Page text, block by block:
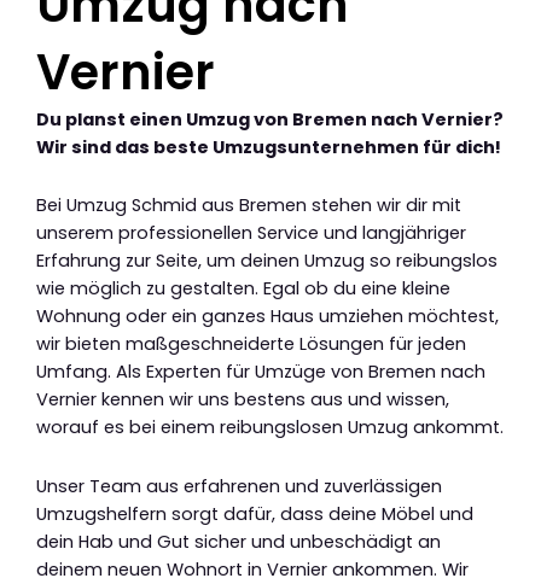
Vernier
Du planst einen Umzug von Bremen nach Vernier?
Wir sind das beste Umzugsunternehmen für dich!
Bei Umzug Schmid aus Bremen stehen wir dir mit
unserem professionellen Service und langjähriger
Erfahrung zur Seite, um deinen Umzug so reibungslos
wie möglich zu gestalten. Egal ob du eine kleine
Wohnung oder ein ganzes Haus umziehen möchtest,
wir bieten maßgeschneiderte Lösungen für jeden
Umfang. Als Experten für Umzüge von Bremen nach
Vernier kennen wir uns bestens aus und wissen,
worauf es bei einem reibungslosen Umzug ankommt.
Unser Team aus erfahrenen und zuverlässigen
Umzugshelfern sorgt dafür, dass deine Möbel und
dein Hab und Gut sicher und unbeschädigt an
deinem neuen Wohnort in Vernier ankommen. Wir